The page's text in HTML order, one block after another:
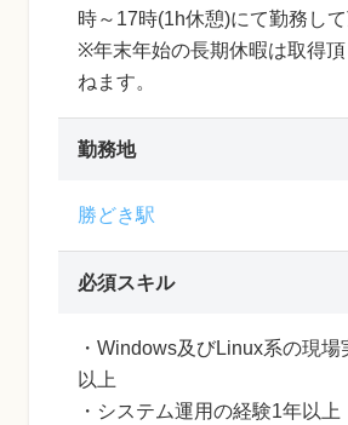
時～17時(1h休憩)にて勤務して
※年末年始の長期休暇は取得
ねます。
勤務地
勝どき駅
必須スキル
・Windows及びLinux系の現
以上
・システム運用の経験1年以上